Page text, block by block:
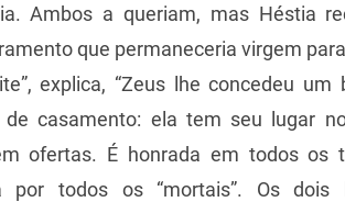
Ambos a queriam, mas Héstia
que permaneceria virgem
explica, “Zeus lhe concedeu
de casamento: ela tem seu lugar
ofertas. É honrada em todos os
por todos os “mortais”. Os